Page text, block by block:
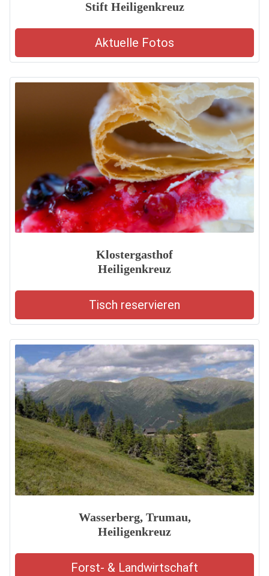
Stift Heiligenkreuz
Aktuelle Fotos
Klostergasthof
Heiligenkreuz
Tisch reservieren
Wasserberg, Trumau,
Heiligenkreuz
Forst- & Landwirtschaft